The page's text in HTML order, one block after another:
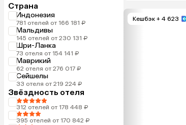
Страна
Индонезия
781 отелей от 166 181 ₽
Мальдивы
145 отелей от 230 131 ₽
Шри-Ланка
73 отеля от 154 141 ₽
Маврикий
62 отеля от 276 017 ₽
Сейшелы
33 отеля от 219 224 ₽
Звёздность отеля
312 отелей от 178 448 ₽
395 отелей от 170 842 ₽
Кешбэк + 4 623